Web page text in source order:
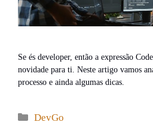
Se és developer, então a expressão
novidade para ti. Neste artigo vamos
processo e ainda algumas dicas.
Categories
DevGo